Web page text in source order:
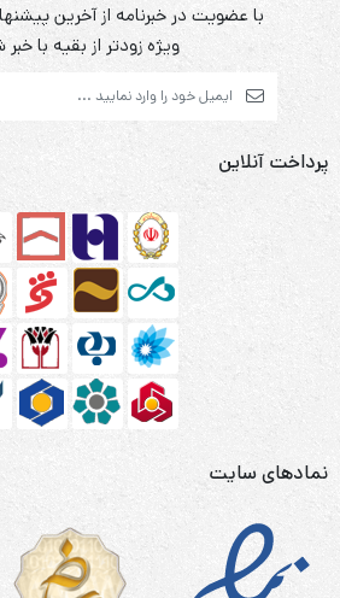
با عضویت در خبرنامه از آخرین
ویژه زودتر از بقیه با
پرداخت آنلاین
نمادهای سایت